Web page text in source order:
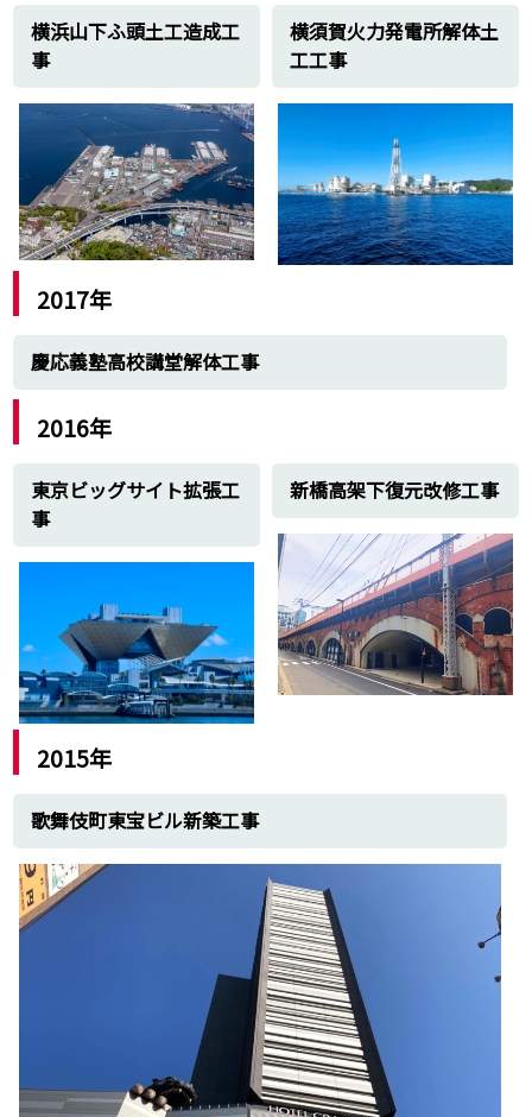
宇部興産発電所
四国
伊方原子力発電所
九州
玄海原子力発電所
横浜山下ふ頭土工造成工
事
横須賀火力発電所解体土
工工事
2017年
慶応義塾高校講堂解体工事
2016年
東京ビッグサイト拡張工
事
新橋高架下復元改修工事
2015年
歌舞伎町東宝ビル新築工事